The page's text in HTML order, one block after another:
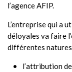
l’agence AFIP.
L’entreprise qui a
déloyales va faire
différentes
l’attribution